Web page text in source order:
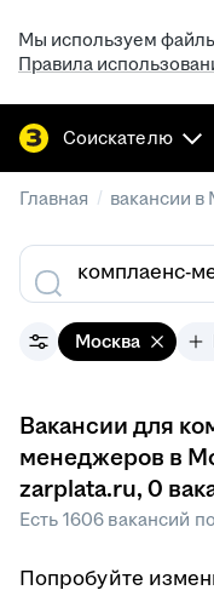
Мы используем
Правила
Соискателю
Главная / вакансии в
Москва
Вакансии для
менеджеров в
zarplata.ru, 0
Есть 1606 вакансий
Попробуйте